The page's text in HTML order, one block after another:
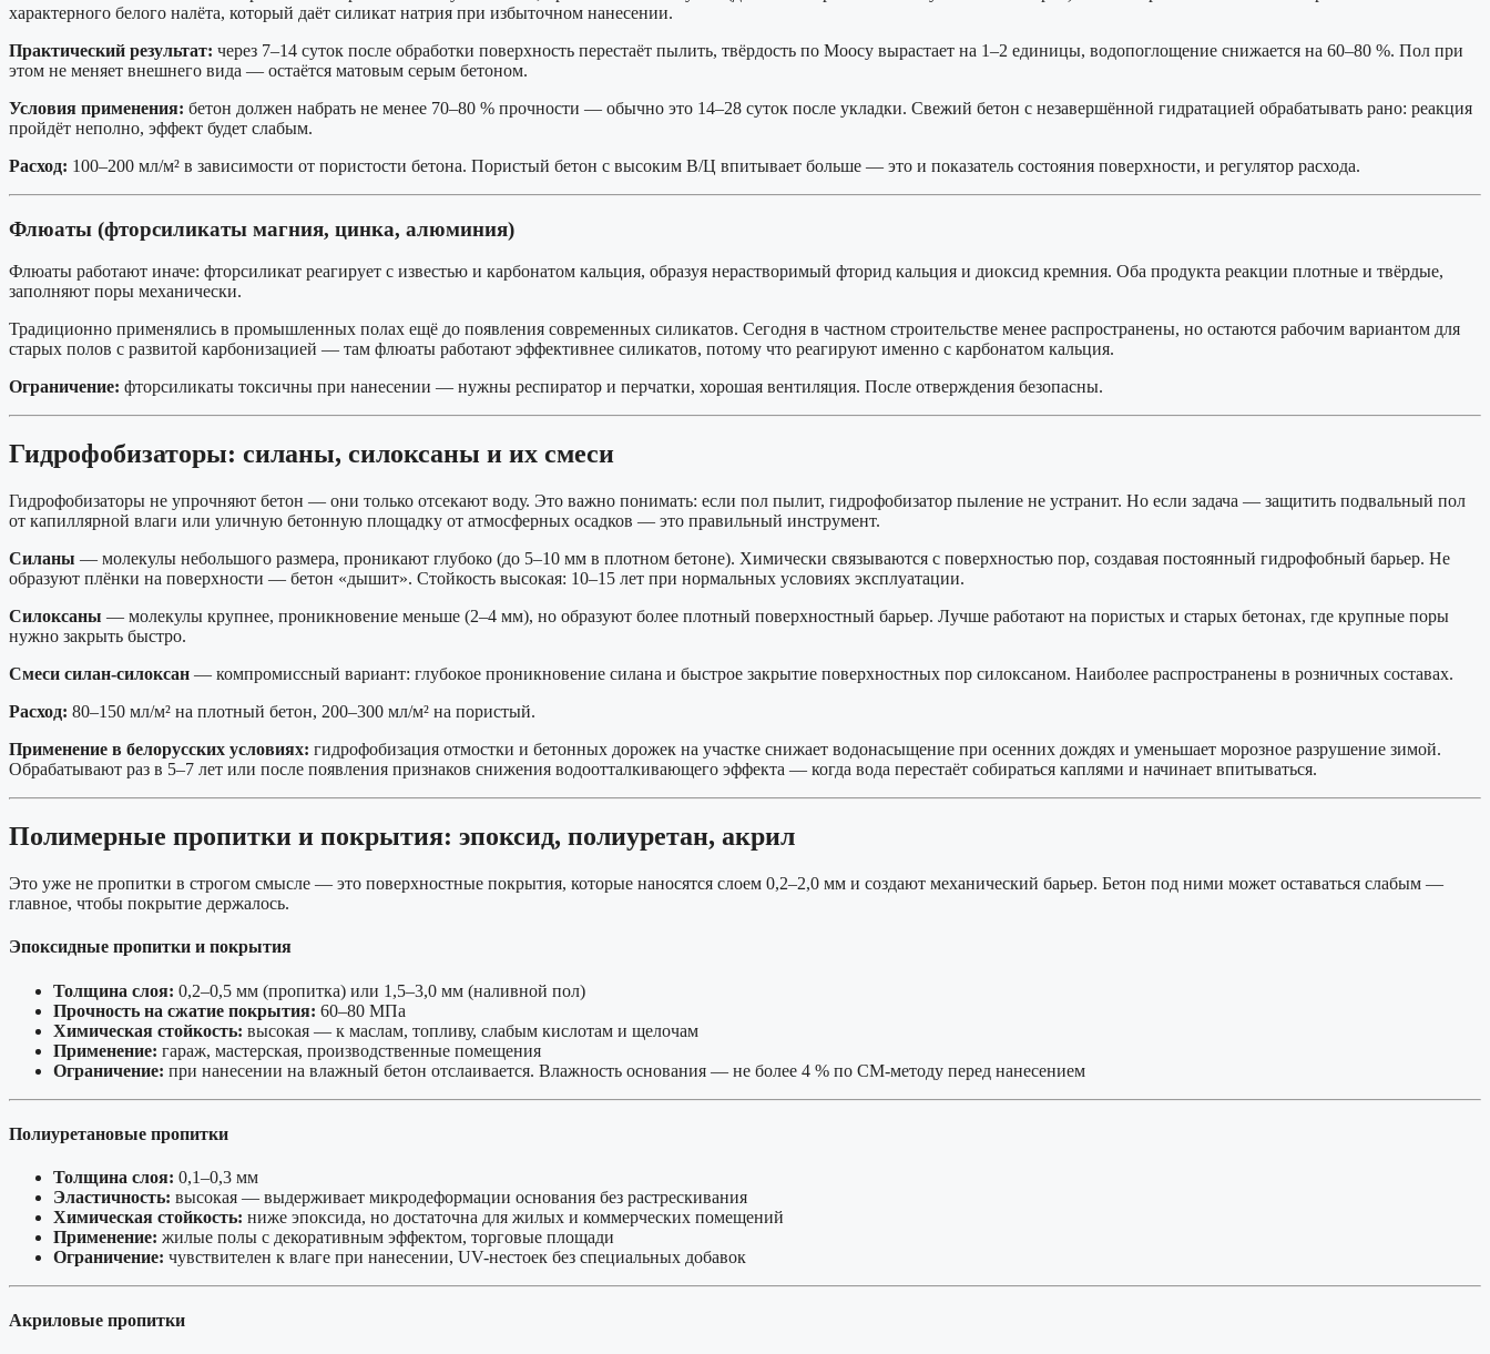
характерного белого налёта, который даёт силикат натрия при избыточном нанесении.
Практический результат: через 7–14 суток после обработки поверхность перестаёт пылить, твёрдость по Моосу вырастает на 1–2 единицы, водопоглощение снижается на 60–80 %. Пол при
этом не меняет внешнего вида — остаётся матовым серым бетоном.
Условия применения: бетон должен набрать не менее 70–80 % прочности — обычно это 14–28 суток после укладки. Свежий бетон с незавершённой гидратацией обрабатывать рано: реакция
пройдёт неполно, эффект будет слабым.
Расход: 100–200 мл/м² в зависимости от пористости бетона. Пористый бетон с высоким В/Ц впитывает больше — это и показатель состояния поверхности, и регулятор расхода.
Флюаты (фторсиликаты магния, цинка, алюминия)
Флюаты работают иначе: фторсиликат реагирует с известью и карбонатом кальция, образуя нерастворимый фторид кальция и диоксид кремния. Оба продукта реакции плотные и твёрдые,
заполняют поры механически.
Традиционно применялись в промышленных полах ещё до появления современных силикатов. Сегодня в частном строительстве менее распространены, но остаются рабочим вариантом для
старых полов с развитой карбонизацией — там флюаты работают эффективнее силикатов, потому что реагируют именно с карбонатом кальция.
Ограничение: фторсиликаты токсичны при нанесении — нужны респиратор и перчатки, хорошая вентиляция. После отверждения безопасны.
Гидрофобизаторы: силаны, силоксаны и их смеси
Гидрофобизаторы не упрочняют бетон — они только отсекают воду. Это важно понимать: если пол пылит, гидрофобизатор пыление не устранит. Но если задача — защитить подвальный пол
от капиллярной влаги или уличную бетонную площадку от атмосферных осадков — это правильный инструмент.
Силаны — молекулы небольшого размера, проникают глубоко (до 5–10 мм в плотном бетоне). Химически связываются с поверхностью пор, создавая постоянный гидрофобный барьер. Не
образуют плёнки на поверхности — бетон «дышит». Стойкость высокая: 10–15 лет при нормальных условиях эксплуатации.
Силоксаны — молекулы крупнее, проникновение меньше (2–4 мм), но образуют более плотный поверхностный барьер. Лучше работают на пористых и старых бетонах, где крупные поры
нужно закрыть быстро.
Смеси силан-силоксан — компромиссный вариант: глубокое проникновение силана и быстрое закрытие поверхностных пор силоксаном. Наиболее распространены в розничных составах.
Расход: 80–150 мл/м² на плотный бетон, 200–300 мл/м² на пористый.
Применение в белорусских условиях: гидрофобизация отмостки и бетонных дорожек на участке снижает водонасыщение при осенних дождях и уменьшает морозное разрушение зимой.
Обрабатывают раз в 5–7 лет или после появления признаков снижения водоотталкивающего эффекта — когда вода перестаёт собираться каплями и начинает впитываться.
Полимерные пропитки и покрытия: эпоксид, полиуретан, акрил
Это уже не пропитки в строгом смысле — это поверхностные покрытия, которые наносятся слоем 0,2–2,0 мм и создают механический барьер. Бетон под ними может оставаться слабым —
главное, чтобы покрытие держалось.
Эпоксидные пропитки и покрытия
Толщина слоя: 0,2–0,5 мм (пропитка) или 1,5–3,0 мм (наливной пол)
Прочность на сжатие покрытия: 60–80 МПа
Химическая стойкость: высокая — к маслам, топливу, слабым кислотам и щелочам
Применение: гараж, мастерская, производственные помещения
Ограничение: при нанесении на влажный бетон отслаивается. Влажность основания — не более 4 % по CM-методу перед нанесением
Полиуретановые пропитки
Толщина слоя: 0,1–0,3 мм
Эластичность: высокая — выдерживает микродеформации основания без растрескивания
Химическая стойкость: ниже эпоксида, но достаточна для жилых и коммерческих помещений
Применение: жилые полы с декоративным эффектом, торговые площади
Ограничение: чувствителен к влаге при нанесении, UV-нестоек без специальных добавок
Акриловые пропитки